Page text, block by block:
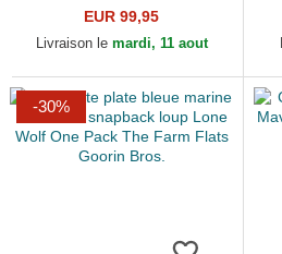
Pre-Game Seasonal The
Farm Goorin Bros.
EUR 99,95
Livraison le mardi, 11 aout
-30%